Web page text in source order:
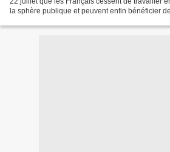
la sphère publique et peuvent enfin bénéficier